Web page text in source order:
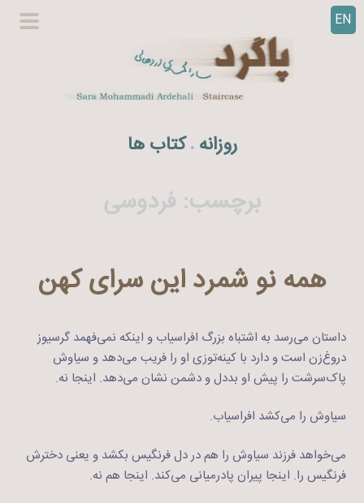
EN
روزانه . کتاب ها
برچسب: فردوسی
همه نو شمرد این سرای کهن
داستان می‌رسد به اشتباه بزرگ افراسیاب و اینکه نمی‌فهمد گرسیوز
دروغ‌زن است و دارد با کینه‌توزی او را فریب می‌دهد و سیاوش
پاک‌سرشت را پیش او بددل و دشمن نشان می‌دهد. اینجا نه.
سیاوش را می‌کشد افراسیاب.
می‌خواهد فرزند سیاوش را هم در دل فرنگیس بکشد و یعنی دخترش
فرنگیس را. اینجا پیران پادرمیانی می‌کند. اینجا هم نه.